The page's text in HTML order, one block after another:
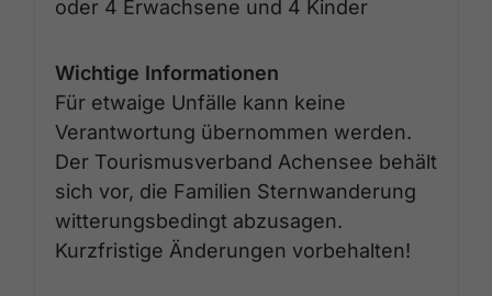
oder 4 Erwachsene und 4 Kinder
Wichtige Informationen
Für etwaige Unfälle kann keine
Verantwortung übernommen werden.
Der Tourismusverband Achensee behält
sich vor, die Familien Sternwanderung
witterungsbedingt abzusagen.
Kurzfristige Änderungen vorbehalten!